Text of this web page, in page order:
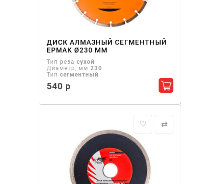
ДИСК АЛМАЗНЫЙ СЕГМЕНТНЫЙ
ЕРМАК Ø230 ММ
Тип реза сухой
Диаметр, мм 230
Тип сегментный
540 р Добавить в
♡ ⇄